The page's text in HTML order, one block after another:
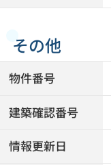
その他
物件番号
建築確認番号
情報更新日